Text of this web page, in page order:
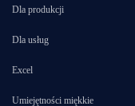
Dla produkcji
Dla usług
Excel
Umiejętności miękkie